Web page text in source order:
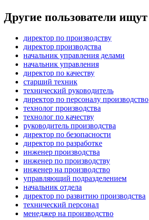
Другие пользователи ищут
директор по производству
директор производства
начальник управления делами
начальник управления
директор по качеству
старший техник
технический руководитель
директор по персоналу производство
технолог производства
технолог по качеству
руководитель производства
директор по безопасности
директор по разработке
инженер производства
инженер по производству
инженер на производство
управляющий подразделением
начальник отдела
директор по развитию производства
технический персонал
менеджер на производство